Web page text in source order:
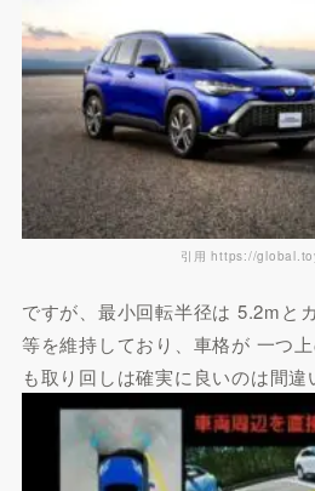
引用 https://
ですが、最小回転半径は 5.2mと
等を維持しており、車格が 一つ
も取り回しは確実に良いのは間違